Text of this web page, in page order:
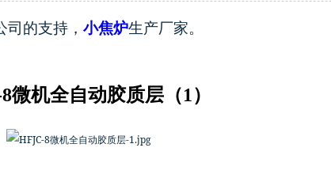
的支持， 小焦炉生产厂家。
微机全自动胶质层（1）